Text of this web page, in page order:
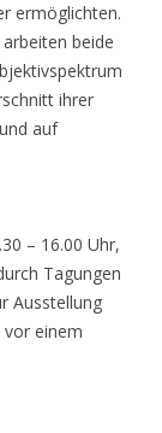
ermöglichten.
beide
ihrer
auf
– 16.00 Uhr,
Tagungen
Ausstellung
einem